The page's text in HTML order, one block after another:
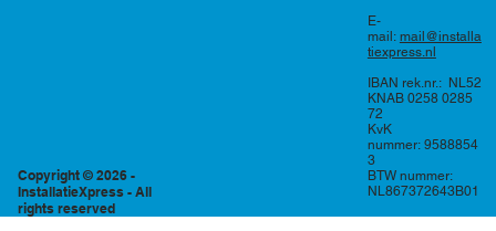
Copyright © 2026 -
InstallatieXpress - All
rights reserved
E-
mail: mail@installa
tiexpress.nl
IBAN rek.nr.: NL52
KNAB 0258 0285
72
KvK
nummer: 9588854
3
BTW nummer:
NL867372643B01